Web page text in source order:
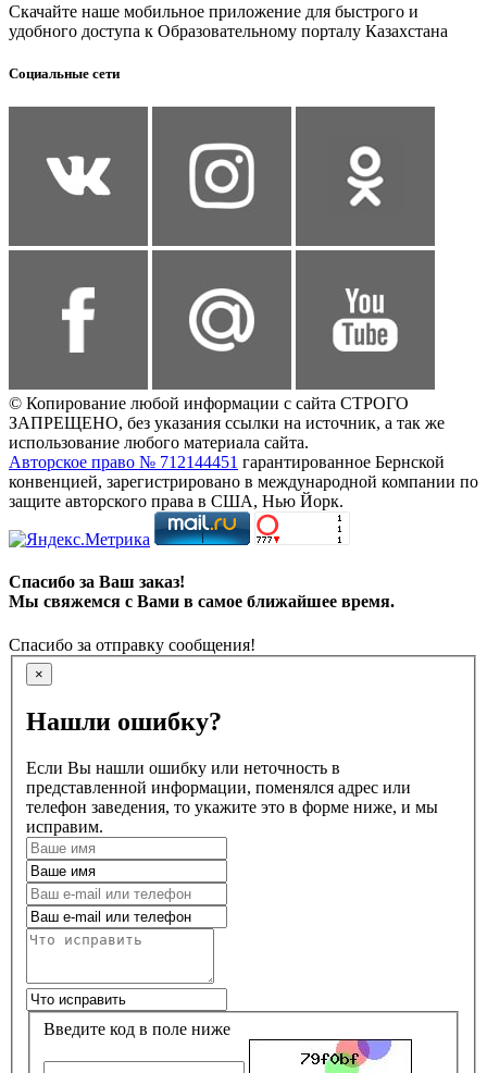
Скачайте наше мобильное приложение для быстрого и
удобного доступа к Образовательному порталу Казахстана
Социальные сети
© Копирование любой информации с сайта СТРОГО
ЗАПРЕЩЕНО, без указания ссылки на источник, а так же
использование любого материала сайта.
Авторское право № 712144451 гарантированное Бернской
конвенцией, зарегистрировано в международной компании по
защите авторского права в США, Нью Йорк.
Спасибо за Ваш заказ!
Мы свяжемся с Вами в самое ближайшее время.
Спасибо за отправку сообщения!
×
Нашли ошибку?
Если Вы нашли ошибку или неточность в
представленной информации, поменялся адрес или
телефон заведения, то укажите это в форме ниже, и мы
исправим.
Введите код в поле ниже